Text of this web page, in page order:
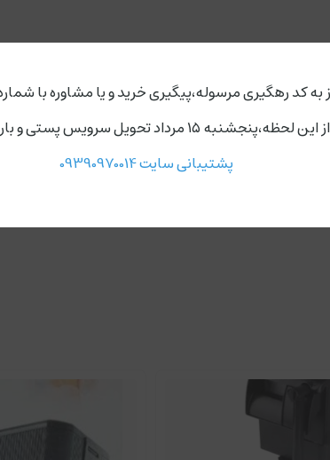
نمایش بیشتر
به کد رهگیری مرسوله،پیگیری خرید و یا مشاوره با
دوشنبه و چهارشنبه مجموعه ارسال ندارد.
پشتیبانی سایت 09390970014